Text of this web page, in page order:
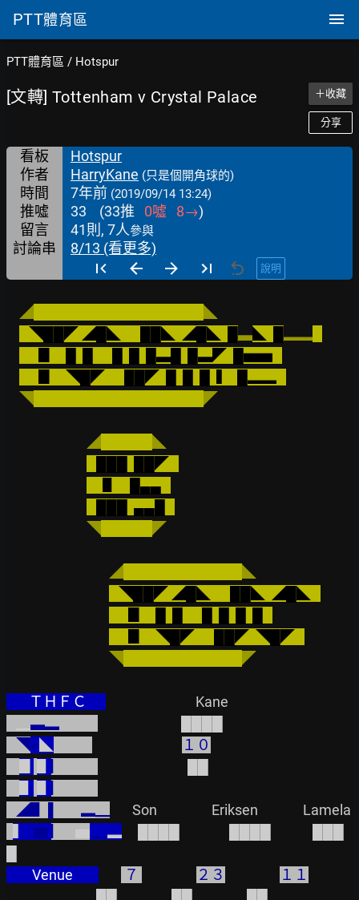
PTT體育區
PTT體育區 / Hotspur
[文轉] Tottenham v Crystal Palace ＋收藏
分享
看板
Hotspur
作者
HarryKane (只是個開角球的)
時間 7年前 (2019/09/14 13:24)
推噓 33 (33推 0噓 8→)
留言
41則, 7人參與
討論串 8/13 (看更多)
說明
◢
◣
   ◥██◤ ◢█◣      ██◣  ◢█◣  █
▃◣  █ ▂▂
      ▊    █  █      █  █  █▃█  █▃◤  █▅▅
      ▊    ◥█◤      ██◤  █  █  █  ▍  █▂▂
◥
◤
◢
◣
   ███  ██◤
     ▋    █▄▄
   ███  ▄▄█
◥
◤
◢
◣
   ◥██◤ ◢█◣      ██◣  ◢█◣
      ▊    ◥█◤      ██◤  ◥█◤
◥
◤
       ＴＨＦＣ
▃▂
   ◥
●◣
１０
   ◢▋ ▌       ▂▁
▆ ▂
        Venue
７ ２３
１１